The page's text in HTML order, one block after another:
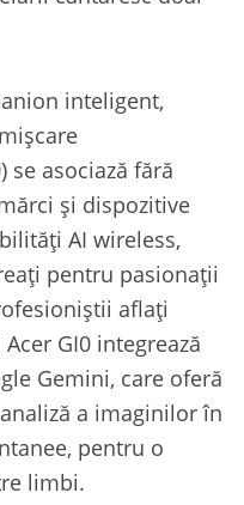
inteligent,
se asociază fără
și dispozitive
AI wireless,
pentru pasionații
aflați
GI0 integrează
Gemini, care oferă
a imaginilor în
pentru o
limbi.